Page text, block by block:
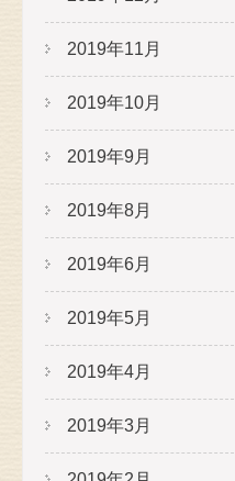
2019年11月
2019年10月
2019年9月
2019年8月
2019年6月
2019年5月
2019年4月
2019年3月